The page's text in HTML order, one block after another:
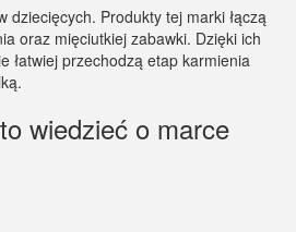
dziecięcych. Produkty tej marki łączą
oraz mięciutkiej zabawki. Dzięki ich
łatwiej przechodzą etap karmienia
wiedzieć o marce